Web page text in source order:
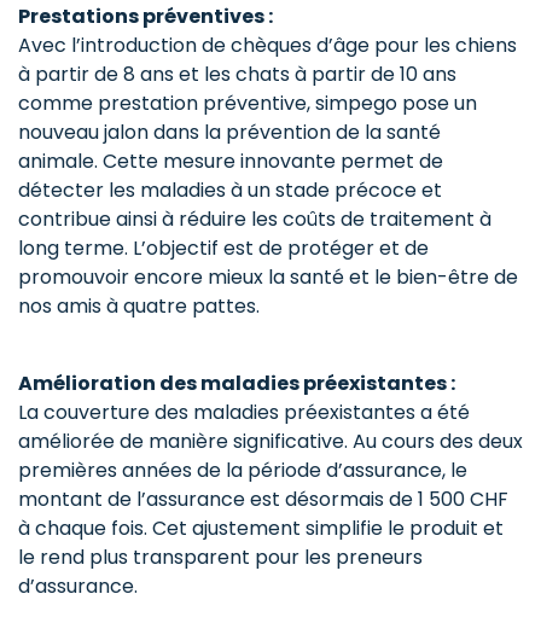
Prestations préventives :
Avec l’introduction de chèques d’âge pour les chiens
à partir de 8 ans et les chats à partir de 10 ans
comme prestation préventive, simpego pose un
nouveau jalon dans la prévention de la santé
animale. Cette mesure innovante permet de
détecter les maladies à un stade précoce et
contribue ainsi à réduire les coûts de traitement à
long terme. L’objectif est de protéger et de
promouvoir encore mieux la santé et le bien-être de
nos amis à quatre pattes.
Amélioration des maladies préexistantes :
La couverture des maladies préexistantes a été
améliorée de manière significative. Au cours des deux
premières années de la période d’assurance, le
montant de l’assurance est désormais de 1 500 CHF
à chaque fois. Cet ajustement simplifie le produit et
le rend plus transparent pour les preneurs
d’assurance.